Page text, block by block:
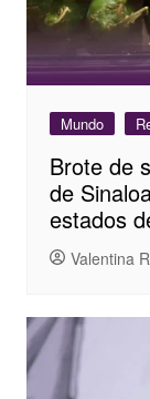
Mundo
Brote de
de
estados
Valentina